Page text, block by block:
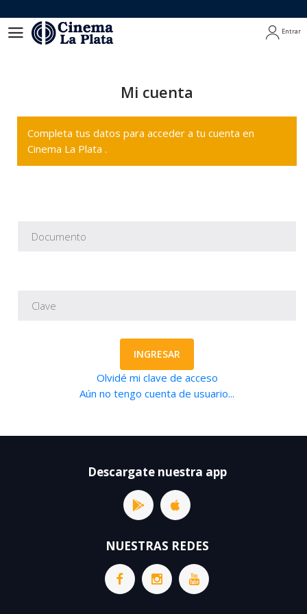
Entrar
Mi cuenta
Completa tus datos para acceder a tu cuenta en
Cinema La Plata .
INGRESAR
Olvidé mi clave de acceso
Aún no tengo cuenta de usuario...
Descargate nuestra app
NUESTRAS REDES